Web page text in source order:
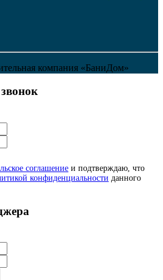
компания «БаниДом»
соглашение и подтверждаю, что
конфиденциальности данного